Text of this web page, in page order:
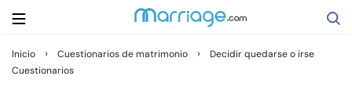
Buscar
Inicio › Cuestionarios de matrimonio ›
Decidir quedarse o irse
Cuestionarios